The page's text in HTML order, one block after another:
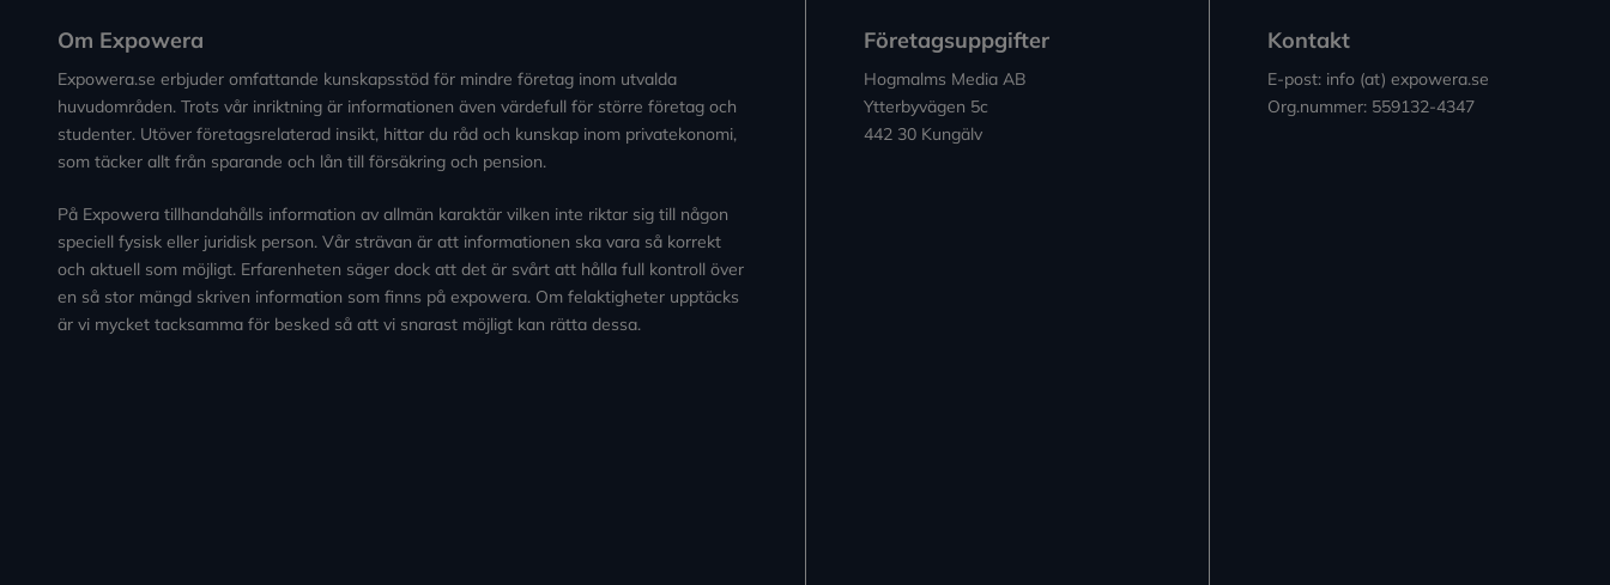
Om Expowera
Expowera.se erbjuder omfattande kunskapsstöd för mindre företag inom utvalda
huvudområden. Trots vår inriktning är informationen även värdefull för större företag och
studenter. Utöver företagsrelaterad insikt, hittar du råd och kunskap inom privatekonomi,
som täcker allt från sparande och lån till försäkring och pension.
På Expowera tillhandahålls information av allmän karaktär vilken inte riktar sig till någon
speciell fysisk eller juridisk person. Vår strävan är att informationen ska vara så korrekt
och aktuell som möjligt. Erfarenheten säger dock att det är svårt att hålla full kontroll över
en så stor mängd skriven information som finns på expowera. Om felaktigheter upptäcks
är vi mycket tacksamma för besked så att vi snarast möjligt kan rätta dessa.
Företagsuppgifter
Hogmalms Media AB
Ytterbyvägen 5c
442 30 Kungälv
Kontakt
E-post: info (at) expowera.se
Org.nummer: 559132-4347